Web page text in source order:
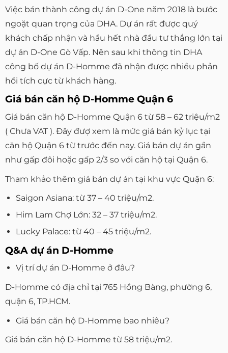
Việc bán thành công dự án D-One năm 2018 là bước
ngoặt quan trọng của DHA. Dự án rất được quý
khách chấp nhận và hầu hết nhà đầu tư thắng lớn tại
dự án D-One Gò Vấp. Nên sau khi thông tin DHA
công bố dự án D-Homme đã nhận được nhiều phản
hồi tích cực từ khách hàng.
Giá bán căn hộ D-Homme Quận 6
Giá bán căn hộ D-Homme Quận 6 từ 58 – 62 triệu/m2
( Chưa VAT ). Đây đượ xem là mức giá bán kỷ lục tại
căn hộ Quận 6 từ trước đến nay. Giá bán dự án gần
như gấp đôi hoặc gấp 2/3 so với căn hộ tại Quận 6.
Tham khảo thêm giá bán dự án tại khu vực Quận 6:
Saigon Asiana: từ 37 – 40 triệu/m2.
Him Lam Chợ Lớn: 32 – 37 triệu/m2.
Lucky Palace: từ 40 – 45 triệu/m2.
Q&A dự án D-Homme
Vị trí dự án D-Homme ở đâu?
D-Homme có địa chỉ tại 765 Hồng Bàng, phường 6,
quận 6, TP.HCM.
Giá bán căn hộ D-Homme bao nhiêu?
Giá bán căn hộ D-Homme từ 58 triệu/m2.